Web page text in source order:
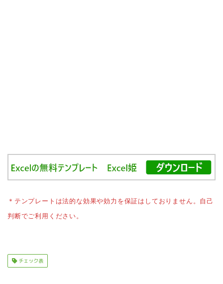
＊テンプレートは法的な効果や効力を保証はしておりません。自己
判断でご利用ください。
チェック表